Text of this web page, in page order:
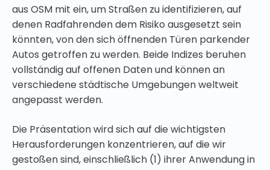
aus OSM mit ein, um Straßen zu identifizieren, auf
denen Radfahrenden dem Risiko ausgesetzt sein
könnten, von den sich öffnenden Türen parkender
Autos getroffen zu werden. Beide Indizes beruhen
vollständig auf offenen Daten und können an
verschiedene städtische Umgebungen weltweit
angepasst werden.
Die Präsentation wird sich auf die wichtigsten
Herausforderungen konzentrieren, auf die wir
gestoßen sind, einschließlich (1) ihrer Anwendung in